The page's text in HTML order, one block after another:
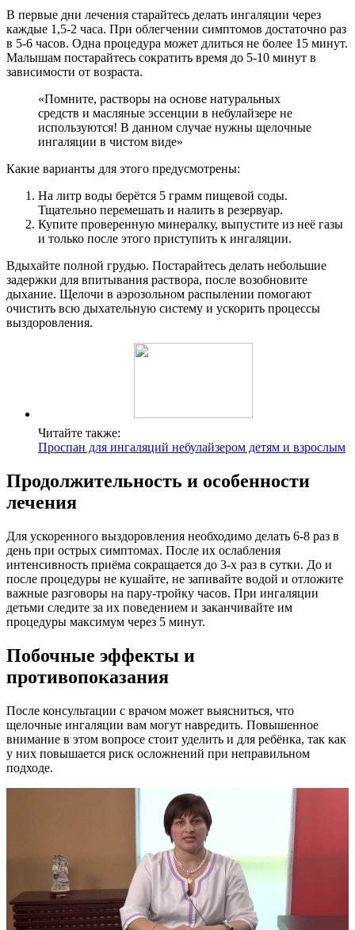
В первые дни лечения старайтесь делать ингаляции через
каждые 1,5-2 часа. При облегчении симптомов достаточно раз
в 5-6 часов. Одна процедура может длиться не более 15 минут.
Малышам постарайтесь сократить время до 5-10 минут в
зависимости от возраста.
«Помните, растворы на основе натуральных
средств и масляные эссенции в небулайзере не
используются! В данном случае нужны щелочные
ингаляции в чистом виде»
Какие варианты для этого предусмотрены:
На литр воды берётся 5 грамм пищевой соды.
Тщательно перемешать и налить в резервуар.
Купите проверенную минералку, выпустите из неё газы
и только после этого приступить к ингаляции.
Вдыхайте полной грудью. Постарайтесь делать небольшие
задержки для впитывания раствора, после возобновите
дыхание. Щелочи в аэрозольном распылении помогают
очистить всю дыхательную систему и ускорить процессы
выздоровления.
Читайте также:
Проспан для ингаляций небулайзером детям и взрослым
Продолжительность и особенности
лечения
Для ускоренного выздоровления необходимо делать 6-8 раз в
день при острых симптомах. После их ослабления
интенсивность приёма сокращается до 3-х раз в сутки. До и
после процедуры не кушайте, не запивайте водой и отложите
важные разговоры на пару-тройку часов. При ингаляции
детьми следите за их поведением и заканчивайте им
процедуры максимум через 5 минут.
Побочные эффекты и
противопоказания
После консультации с врачом может выясниться, что
щелочные ингаляции вам могут навредить. Повышенное
внимание в этом вопросе стоит уделить и для ребёнка, так как
у них повышается риск осложнений при неправильном
подходе.